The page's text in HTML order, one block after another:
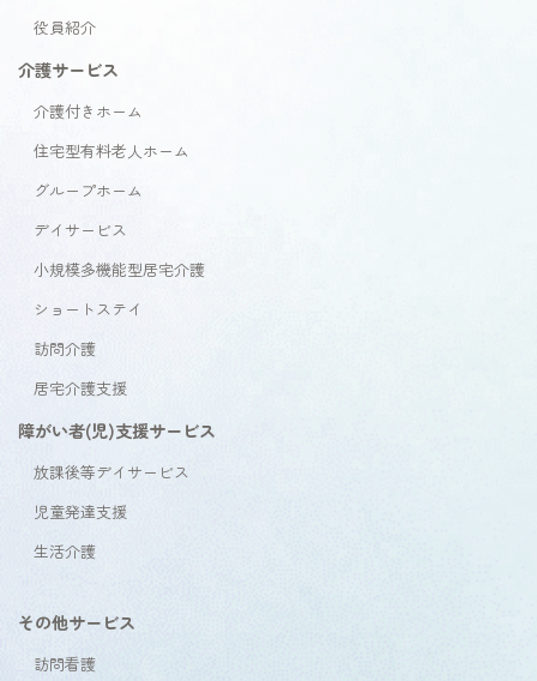
役員紹介
介護サービス
介護付きホーム
住宅型有料老人ホーム
グループホーム
デイサービス
小規模多機能型居宅介護
ショートステイ
訪問介護
居宅介護支援
障がい者(児)支援サービス
放課後等デイサービス
児童発達支援
生活介護
その他サービス
訪問看護